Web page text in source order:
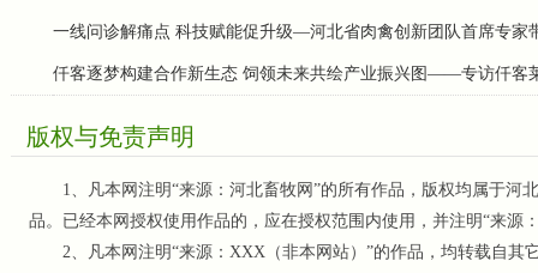
一线问诊解痛点 科技赋能促升级—河北省肉禽创新团队首席专家
仟客逐梦构建合作新生态 饲领未来共绘产业振兴图——专访仟客
版权与免责声明
1、凡本网注明“来源：河北畜牧网”的所有作品，版权均属于河
品。已经本网授权使用作品的，应在授权范围内使用，并注明“来源
2、凡本网注明“来源：XXX（非本网站）”的作品，均转载自其